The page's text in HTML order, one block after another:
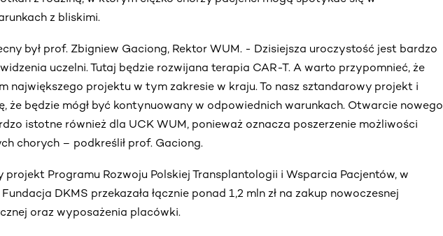
z bliskimi.
był prof. Zbigniew Gaciong, Rektor WUM. - Dzisiejsza uroczystość jest bardzo
uczelni. Tutaj będzie rozwijana terapia CAR-T. A warto przypomnieć, że
największego projektu w tym zakresie w kraju. To nasz sztandarowy projekt i
że będzie mógł być kontynuowany w odpowiednich warunkach. Otwarcie nowego
istotne również dla UCK WUM, ponieważ oznacza poszerzenie możliwości
chorych – podkreślił prof. Gaciong.
projekt Programu Rozwoju Polskiej Transplantologii i Wsparcia Pacjentów, w
DKMS przekazała łącznie ponad 1,2 mln zł na zakup nowoczesnej
oraz wyposażenia placówki.